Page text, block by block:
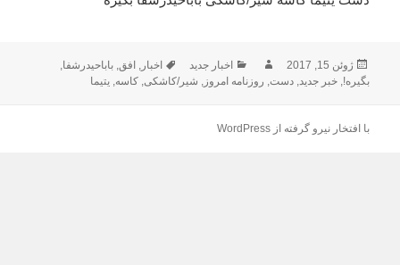
ارسال
شده
ژوئن 15, 2017 نویسندهدسته‌ها
اخبار جدید برچسب‌ها
اخبار, افق,باباحیدرشفا,
بگیره!,خبر جدید,دست, روزنامه امروز, شیر/کاشکی,کاسه,یتیما
با افتخار نیرو گرفته از WordPress